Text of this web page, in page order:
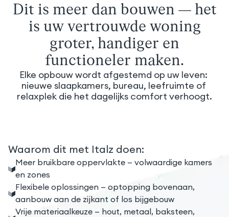
Dit is meer dan bouwen — het
is uw vertrouwde woning
groter, handiger en
functioneler maken.
Elke opbouw wordt afgestemd op uw leven:
nieuwe slaapkamers, bureau, leefruimte of
relaxplek die het dagelijks comfort verhoogt.
Waarom dit met Italz doen:
Meer bruikbare oppervlakte — volwaardige kamers
en zones
Flexibele oplossingen — optopping bovenaan,
aanbouw aan de zijkant of los bijgebouw
Vrije materiaalkeuze — hout, metaal, baksteen,